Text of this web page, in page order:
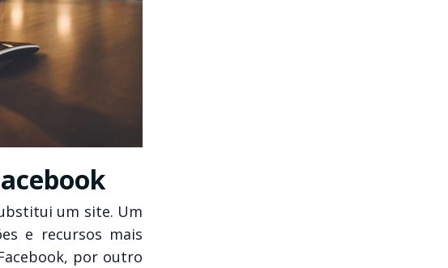
um site. Um
e recursos mais
por outro